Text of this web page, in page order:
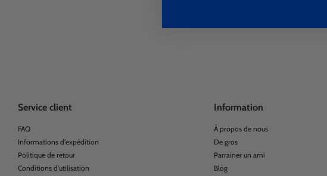
Service client
FAQ
Informations d'expédition
Politique de retour
Conditions d'utilisation
Information
À propos de nous
De gros
Parrainer un ami
Blog